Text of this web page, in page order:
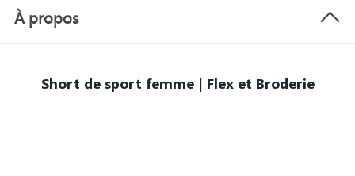
À propos
Short de sport femme | Flex et Broderie